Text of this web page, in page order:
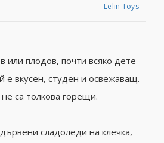
Lelin Toys
или плодов, почти всяко дете
е вкусен, студен и освежаващ.
са толкова горещи.
сладоледи на клечка,